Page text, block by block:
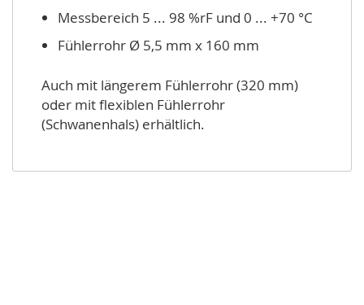
Messbereich 5 ... 98 %rF und 0 ... +70 °C
Fühlerrohr Ø 5,5 mm x 160 mm
Auch mit längerem Fühlerrohr (320 mm)
oder mit flexiblen Fühlerrohr
(Schwanenhals) erhältlich.